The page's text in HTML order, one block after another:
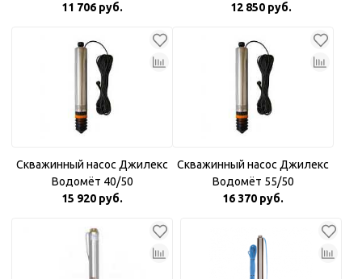
11 706 руб.
12 850 руб.
Скважинный насос Джилекс
Водомёт 40/50
15 920 руб.
Скважинный насос Джилекс
Водомёт 55/50
16 370 руб.